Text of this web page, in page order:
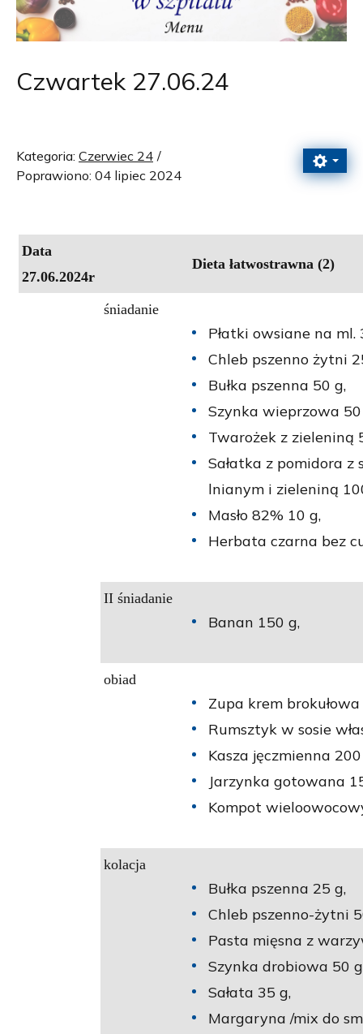
Czwartek 27.06.24
Kategoria: Czerwiec 24
Poprawiono: 04 lipiec 2024
Data
27.06.2024r
Dieta łatwostrawna (2)
śniadanie
Płatki owsiane na ml.
Chleb pszenno żytni
Bułka pszenna 50 g,
Szynka wieprzowa 50
Twarożek z zieleniną
Sałatka z pomidora z
lnianym i zieleniną
Masło 82% 10 g,
Herbata czarna bez
II śniadanie
Banan 150 g,
obiad
Zupa krem
Rumsztyk w sosie
Kasza jęczmienna
Jarzynka gotowana
Kompot
kolacja
Bułka pszenna 25 g,
Chleb pszenno-żytni
Pasta mięsna z
Szynka drobiowa 50
Sałata 35 g,
Margaryna /mix do